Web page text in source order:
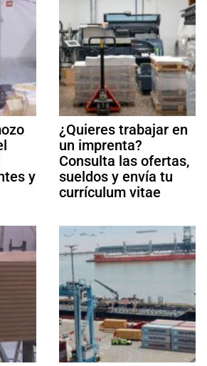
y
¿Quieres trabajar en
un imprenta?
Consulta las ofertas,
sueldos y envía tu
currículum vitae